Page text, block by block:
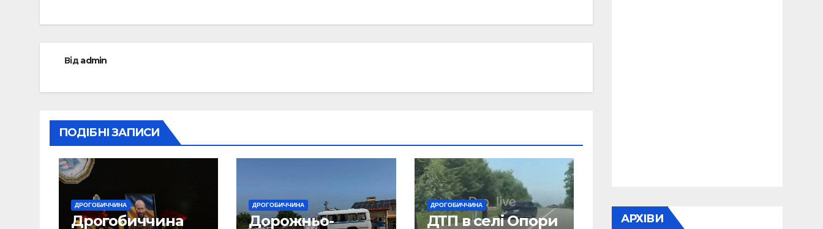
Відadmin
ПОДІБНІ ЗАПИСИ
ДРОГОБИЧЧИНА
Дрогобиччина
ДРОГОБИЧЧИНА
Дорожньо-
ДРОГОБИЧЧИНА
ДТП в селі Опори
АРХІВИ